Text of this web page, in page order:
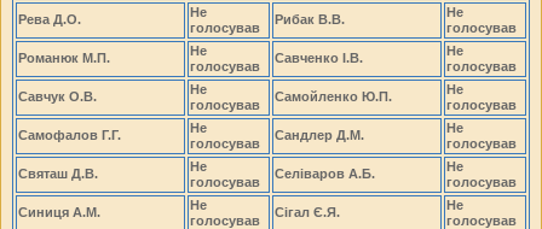
Рева Д.О.
Не
голосував
Рибак В.В.
Не
голосував
Романюк М.П.
Не
голосував
Савченко І.В.
Не
голосував
Савчук О.В.
Не
голосував
Самойленко Ю.П.
Не
голосував
Самофалов Г.Г.
Не
голосував
Сандлер Д.М.
Не
голосував
Святаш Д.В.
Не
голосував
Селіваров А.Б.
Не
голосував
Синиця А.М.
Не
голосував
Сігал Є.Я.
Не
голосував